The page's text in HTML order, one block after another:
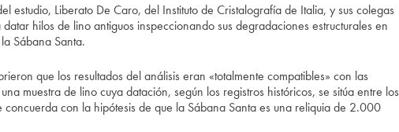
estudio, Liberato De Caro, del Instituto de Cristalografía de Italia, y sus colegas
hilos de lino antiguos inspeccionando sus degradaciones estructurales en
Sábana Santa.
que los resultados del análisis eran «totalmente compatibles» con las
muestra de lino cuya datación, según los registros históricos, se sitúa entre los
con la hipótesis de que la Sábana Santa es una reliquia de 2.000